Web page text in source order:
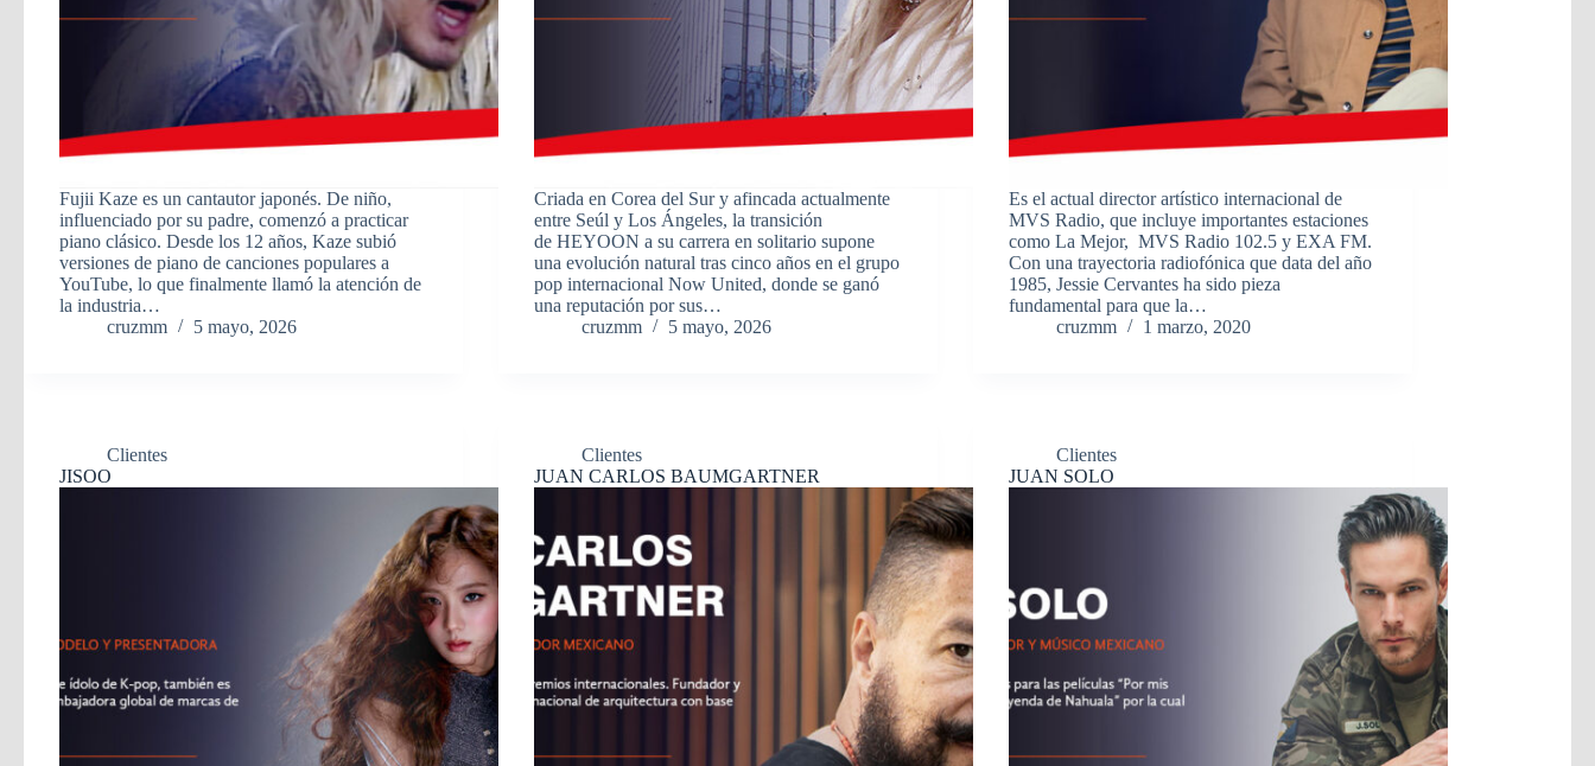
Fujii Kaze es un cantautor japonés. De niño,
influenciado por su padre, comenzó a practicar
piano clásico. Desde los 12 años, Kaze subió
versiones de piano de canciones populares a
YouTube, lo que finalmente llamó la atención de
la industria…
cruzmm
5 mayo, 2026
Criada en Corea del Sur y afincada actualmente
entre Seúl y Los Ángeles, la transición
de HEYOON a su carrera en solitario supone
una evolución natural tras cinco años en el grupo
pop internacional Now United, donde se ganó
una reputación por sus…
cruzmm
5 mayo, 2026
Es el actual director artístico internacional de
MVS Radio, que incluye importantes estaciones
como La Mejor, MVS Radio 102.5 y EXA FM.
Con una trayectoria radiofónica que data del año
1985, Jessie Cervantes ha sido pieza
fundamental para que la…
cruzmm
1 marzo, 2020
Clientes
JISOO
Clientes
JUAN CARLOS BAUMGARTNER
Clientes
JUAN SOLO